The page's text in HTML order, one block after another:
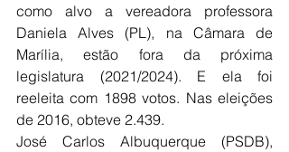
como alvo a vereadora professora
Daniela Alves (PL), na Câmara de
Marília, estão fora da próxima
legislatura (2021/2024). E ela foi
reeleita com 1898 votos. Nas eleições
de 2016, obteve 2.439.
José Carlos Albuquerque (PSDB),